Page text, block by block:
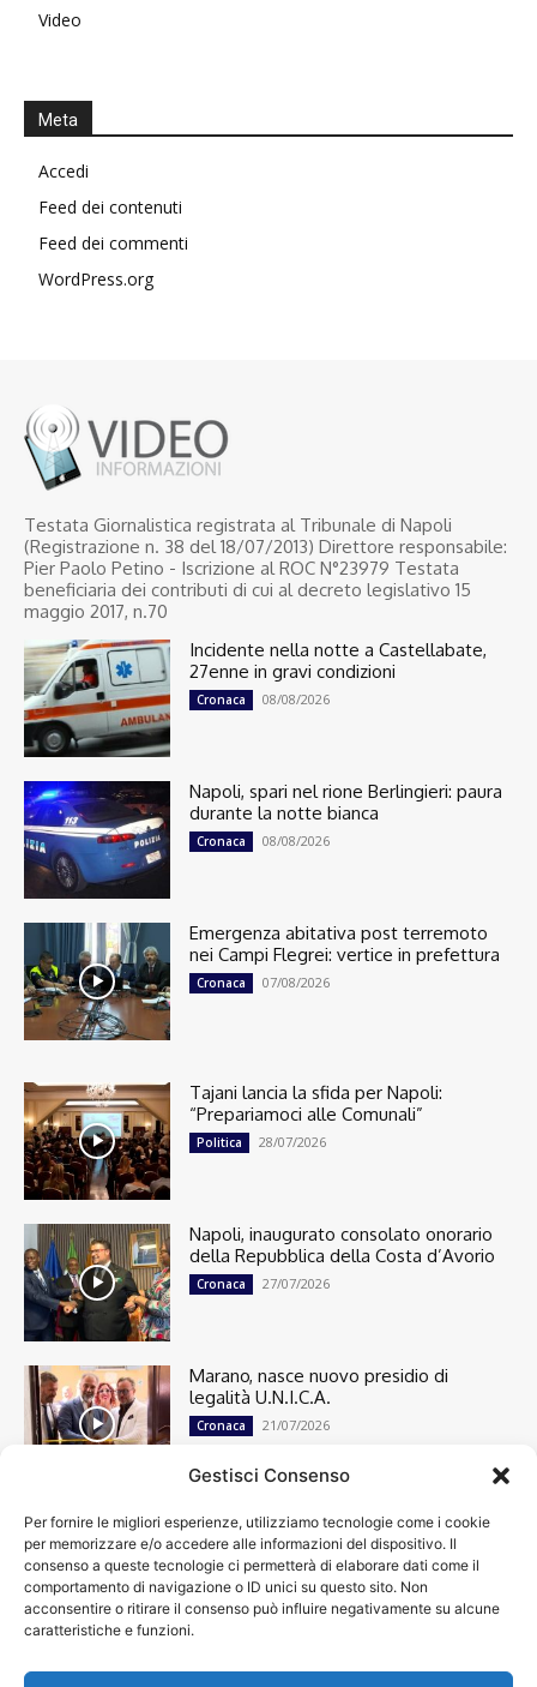
Gestisci Consenso
Per fornire le migliori esperienze, utilizziamo tecnologie come i cookie
per memorizzare e/o accedere alle informazioni del dispositivo. Il
consenso a queste tecnologie ci permetterà di elaborare dati come il
comportamento di navigazione o ID unici su questo sito. Non
acconsentire o ritirare il consenso può influire negativamente su alcune
caratteristiche e funzioni.
Video
Meta
Accedi
Feed dei contenuti
Feed dei commenti
WordPress.org
Testata Giornalistica registrata al Tribunale di Napoli
(Registrazione n. 38 del 18/07/2013) Direttore responsabile:
Pier Paolo Petino - Iscrizione al ROC N°23979 Testata
beneficiaria dei contributi di cui al decreto legislativo 15
maggio 2017, n.70
Incidente nella notte a Castellabate,
27enne in gravi condizioni
Cronaca 08/08/2026
Napoli, spari nel rione Berlingieri: paura
durante la notte bianca
Cronaca 08/08/2026
Emergenza abitativa post terremoto
nei Campi Flegrei: vertice in prefettura
Cronaca 07/08/2026
Tajani lancia la sfida per Napoli:
“Prepariamoci alle Comunali”
Politica 28/07/2026
Napoli, inaugurato consolato onorario
della Repubblica della Costa d’Avorio
Cronaca 27/07/2026
Marano, nasce nuovo presidio di
legalità U.N.I.C.A.
Cronaca 21/07/2026
Cronaca
13501
Attualità
7304
top
News
4209
Cultura